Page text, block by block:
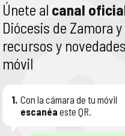
Únete al canal
Diócesis de Zamora y
recursos y
móvil
1. Con la cámara de tu móvil
escanéa este QR.